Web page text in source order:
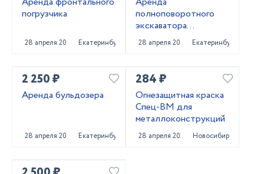
погрузчика
28 апреля 2025 Екатеринбург
полноповоротного
экскаватора
погрузчика
28 апреля 2025 Екатеринбург
2 250 ₽
Аренда бульдозера
28 апреля 2025 Екатеринбург
284 ₽
Огнезащитная краска
Спец-ВМ для
металлоконструкций
28 апреля 2025 Новосибирск